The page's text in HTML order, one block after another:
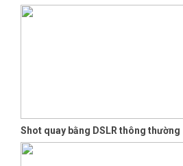
Shot quay bằng DSLR thông thường